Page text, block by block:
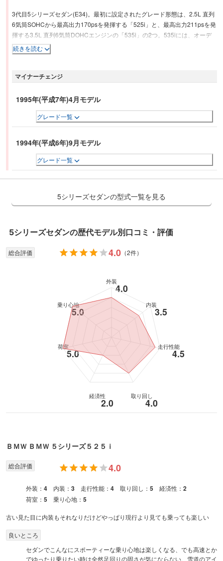
3代目5シリーズセダン(E34)。最初に設定されたグレード形態は、2.5L 直列
6気筒SOHCから最高出力170psを発揮する「525i」と、最高出力211psを発
揮する3.5L 直列6気筒DOHCエンジンの「535i」の2つ。535iには、オーデ
ィオ横のオンボードコンピュータが搭載されている。時刻、日付、外気温、
平均燃費、平均車速のほか、盗難防止用の暗証番号等も任意で設定できる。
AT、盗難防止セントラルロッキングシステム、ABSが標準装備となってい
続きを読む
マイナーチェンジ
1995年(平成7年)4月モデル
グレード一覧
1994年(平成6年)9月モデル
グレード一覧
5シリーズセダンの型式一覧を見る
5シリーズセダンの歴代モデル別口コミ・評価
総合評価 4.0 （2件）
外装
4.0
内装
3.5
走行性能
4.5
取り回し
4.0
経済性
2.0
荷室
5.0
乗り心地
5.0
ＢＭＷ ＢＭＷ ５シリーズ５２５ｉ
総合評価 4.0
外装： 4 内装： 3 走行性能： 4 取り回し： 5 経済性： 2
荷室： 5 乗り心地： 5
古い見た目に内装もそれなりだけどやっぱり現行より見ても乗っても楽しい
良いところ
セダンでこんなにスポーティーな乗り心地は楽しくなる、でも高速とか
でゆったり乗りたい時は全然足回りの固さが気にならない、雪道のアイ